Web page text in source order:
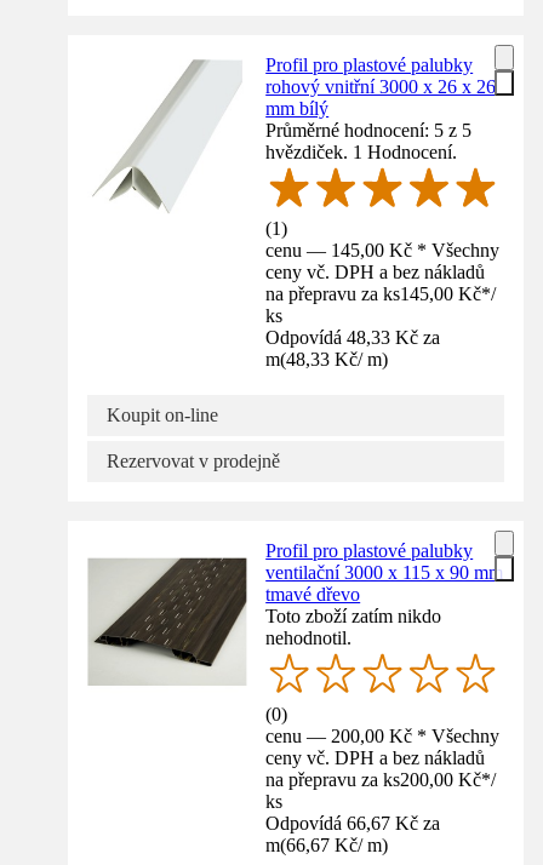
Profil pro plastové palubky
rohový vnitřní 3000 x 26 x 26
mm bílý
Průměrné hodnocení: 5 z 5
hvězdiček. 1 Hodnocení.
(1)
cenu — 145,00 Kč * Všechny
ceny vč. DPH a bez nákladů
na přepravu za ks145,00 Kč*/
ks
Odpovídá 48,33 Kč za
m(48,33 Kč/ m)
Koupit on-line
Rezervovat v prodejně
Profil pro plastové palubky
ventilační 3000 x 115 x 90 mm
tmavé dřevo
Toto zboží zatím nikdo
nehodnotil.
(0)
cenu — 200,00 Kč * Všechny
ceny vč. DPH a bez nákladů
na přepravu za ks200,00 Kč*/
ks
Odpovídá 66,67 Kč za
m(66,67 Kč/ m)